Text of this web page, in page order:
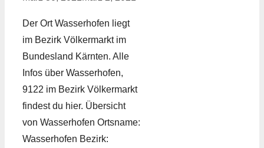
Der Ort Wasserhofen liegt
im Bezirk Völkermarkt im
Bundesland Kärnten. Alle
Infos über Wasserhofen,
9122 im Bezirk Völkermarkt
findest du hier. Übersicht
von Wasserhofen Ortsname:
Wasserhofen Bezirk: